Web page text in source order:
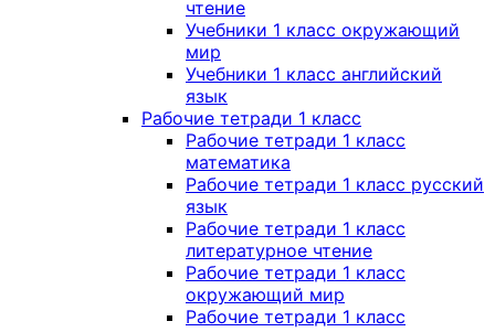
чтение
Учебники 1 класс окружающий
мир
Учебники 1 класс английский
язык
Рабочие тетради 1 класс
Рабочие тетради 1 класс
математика
Рабочие тетради 1 класс русский
язык
Рабочие тетради 1 класс
литературное чтение
Рабочие тетради 1 класс
окружающий мир
Рабочие тетради 1 класс